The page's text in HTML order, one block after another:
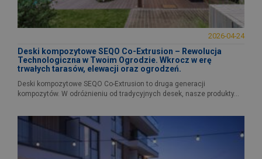
2026-04-24
Deski kompozytowe SEQO Co-Extrusion – Rewolucja
Technologiczna w Twoim Ogrodzie. Wkrocz w erę
trwałych tarasów, elewacji oraz ogrodzeń.
Deski kompozytowe SEQO Co-Extrusion to druga generacji
kompozytów. W odróżnieniu od tradycyjnych desek, nasze produkty...